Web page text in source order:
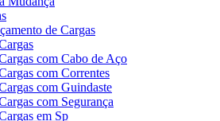
de Cargas
com Cabo de Aço
com Correntes
com Guindaste
com Segurança
em Sp